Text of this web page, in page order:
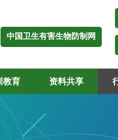
中国卫生有害生物防制网
教育 资料共享